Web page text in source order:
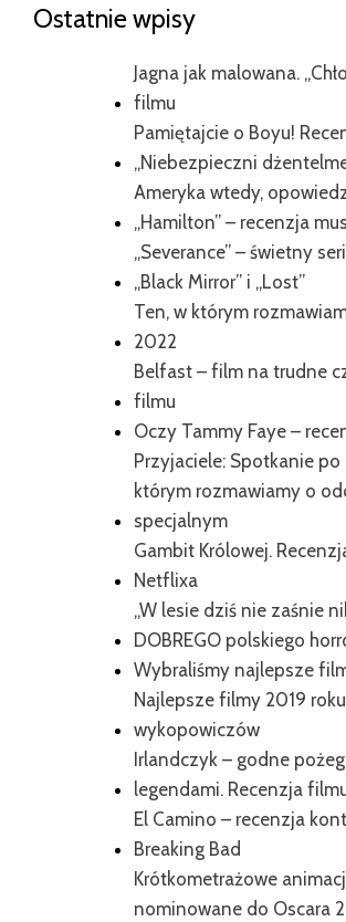
Ostatnie wpisy
Jagna jak malowana.
filmu
Pamiętajcie o Boyu!
„Niebezpieczni
Ameryka wtedy,
„Hamilton” – recenzja
„Severance” – świetny
„Black Mirror” i „Lost”
Ten, w którym
2022
Belfast – film na trudne
filmu
Oczy Tammy Faye –
Przyjaciele: Spotkanie po
którym rozmawiamy o
specjalnym
Gambit Królowej.
Netflixa
„W lesie dziś nie zaśnie
DOBREGO polskiego
Wybraliśmy najlepsze
Najlepsze filmy 2019
wykopowiczów
Irlandczyk – godne
legendami. Recenzja
El Camino – recenzja
Breaking Bad
Krótkometrażowe
nominowane do Oscara